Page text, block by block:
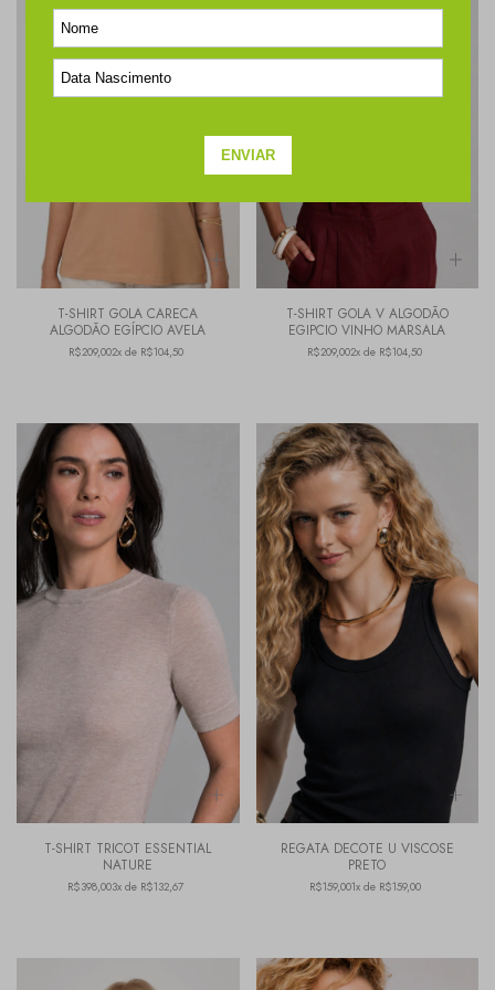
T-SHIRT GOLA CARECA
ALGODÃO EGÍPCIO AVELA
R$209,002x de R$104,50
T-SHIRT GOLA V ALGODÃO
EGIPCIO VINHO MARSALA
R$209,002x de R$104,50
T-SHIRT TRICOT ESSENTIAL
NATURE
R$398,003x de R$132,67
REGATA DECOTE U VISCOSE
PRETO
R$159,001x de R$159,00